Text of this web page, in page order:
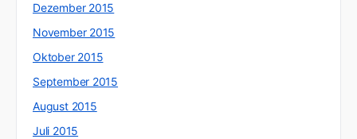
Dezember 2015
November 2015
Oktober 2015
September 2015
August 2015
Juli 2015